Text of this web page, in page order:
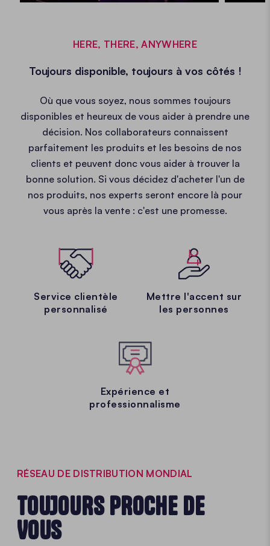
HERE, THERE, ANYWHERE
Toujours disponible, toujours à vos côtés !
Où que vous soyez, nous sommes toujours
disponibles et heureux de vous aider à prendre une
décision. Nos collaborateurs connaissent
parfaitement les produits et les besoins de nos
clients et peuvent donc vous aider à trouver la
bonne solution. Si vous décidez d'acheter l'un de
nos produits, nos experts seront encore là pour
vous après la vente : c'est une promesse.
Service clientèle
personnalisé
Mettre l'accent sur
les personnes
Expérience et
professionnalisme
RÉSEAU DE DISTRIBUTION MONDIAL
TOUJOURS PROCHE DE
VOUS